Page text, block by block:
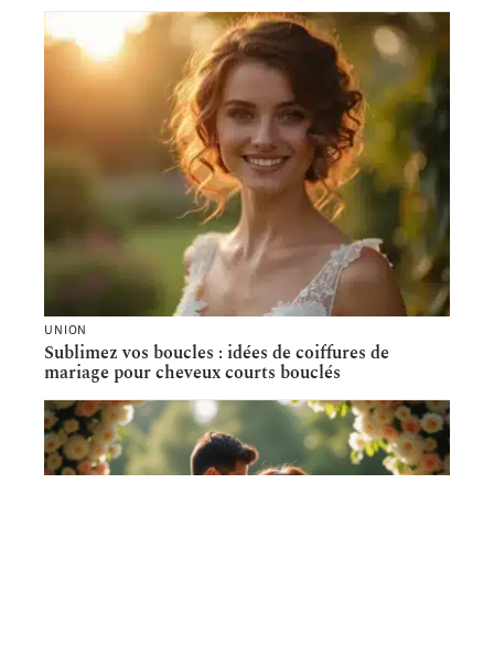
UNION
Sublimez vos boucles : idées de coiffures de
mariage pour cheveux courts bouclés